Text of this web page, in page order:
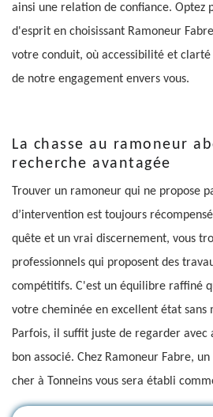
ainsi une relation de confiance. Optez
d'esprit en choisissant Ramoneur
votre conduit, où accessibilité et
de notre engagement envers vous.
La chasse au ramoneur
recherche avantagée
Trouver un ramoneur qui ne propose
d’intervention est toujours
quête et un vrai discernement, vous
professionnels qui proposent des
compétitifs. C'est un équilibre raffiné
votre cheminée en excellent état sans
Parfois, il suffit juste de regarder
bon associé. Chez Ramoneur Fabre,
cher à Tonneins vous sera établi